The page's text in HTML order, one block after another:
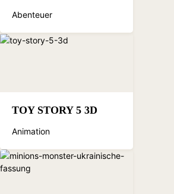
Abenteuer
TOY STORY 5 3D
Animation